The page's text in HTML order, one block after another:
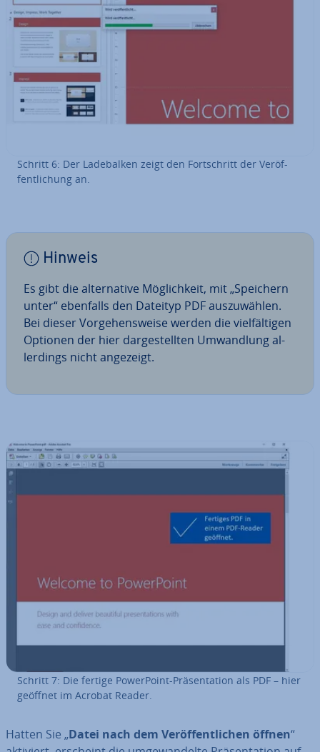
Schritt 6: Der La­de­bal­ken zeigt den Fort­schritt der Ver­öf­
fent­li­chung an.
Hinweis
Es gibt die al­ter­na­ti­ve Mög­lich­keit, mit „Speichern
unter“ ebenfalls den Dateityp PDF aus­zu­wäh­len.
Bei dieser Vor­ge­hens­wei­se werden die viel­fäl­ti­gen
Optionen der hier dar­ge­stell­ten Um­wand­lung al­
ler­dings nicht angezeigt.
Schritt 7: Die fertige Power­Point-Prä­sen­ta­ti­on als PDF – hier
geöffnet im Acrobat Reader.
Hatten Sie „Datei nach dem Ver­öf­fent­li­chen öffnen“